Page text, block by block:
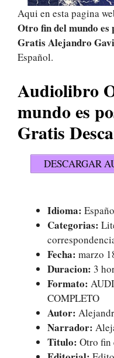
Aqui en esta pagina
Otro fin del mundo
Gratis Alejandro
Español.
Audiolibro
mundo es
Gratis
DESCARGAR
Idioma:
Categorias:
Fecha: marzo
Duracion: 3
Formato:
COMPLETO
Autor:
Narrador:
Titulo: Otro fin